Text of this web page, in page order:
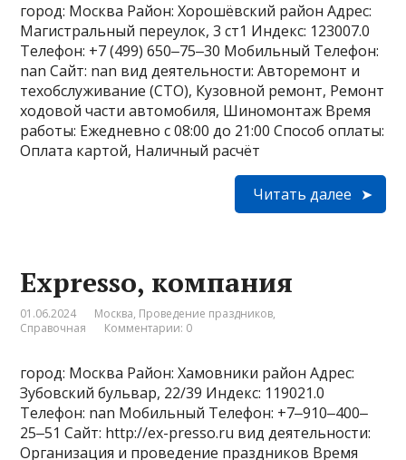
город: Москва Район: Хорошёвский район Адрес:
Магистральный переулок, 3 ст1 Индекс: 123007.0
Телефон: +7 (499) 650‒75‒30 Мобильный Телефон:
nan Сайт: nan вид деятельности: Авторемонт и
техобслуживание (СТО), Кузовной ремонт, Ремонт
ходовой части автомобиля, Шиномонтаж Время
работы: Ежедневно с 08:00 до 21:00 Способ оплаты:
Оплата картой, Наличный расчёт
Читать далее
Expresso, компания
01.06.2024 Москва, Проведение праздников,
Справочная
Комментарии: 0
город: Москва Район: Хамовники район Адрес:
Зубовский бульвар, 22/39 Индекс: 119021.0
Телефон: nan Мобильный Телефон: +7‒910‒400‒
25‒51 Сайт: http://ex-presso.ru вид деятельности:
Организация и проведение праздников Время